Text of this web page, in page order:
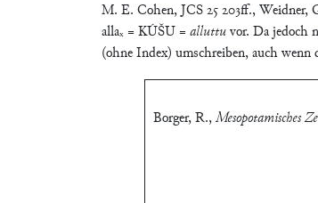
M. E. Cohen, JCS 25 203ff., Weidner,
allaₓ = KÚŠU = alluttuvor. Da jedoch
(ohne Index) umschreiben, auch wenn
Borger, R.,Mesopotamisches